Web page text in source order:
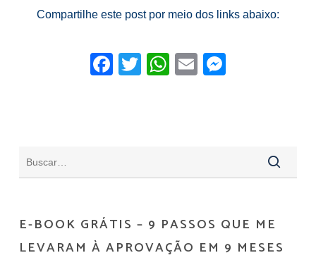
Compartilhe este post por meio dos links abaixo:
Facebook
TwitterWhatsApp
Email
E-BOOK GRÁTIS – 9 PASSOS QUE ME
LEVARAM À APROVAÇÃO EM 9 MESES